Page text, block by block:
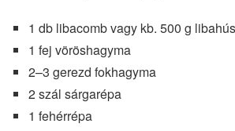
1 db libacomb vagy kb. 500 g
1 fej vöröshagyma
2–3 gerezd fokhagyma
2 szál sárgarépa
1 fehérrépa